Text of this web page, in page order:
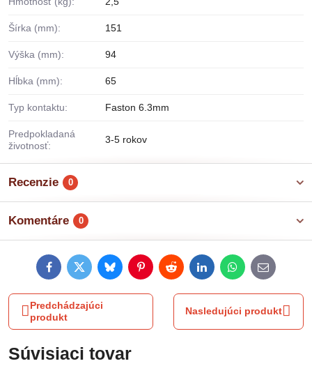
Šírka (mm): 151
Výška (mm): 94
Hĺbka (mm): 65
Typ kontaktu: Faston 6.3mm
Predpokladaná
životnosť:
3-5 rokov
Recenzie 0
Komentáre 0
FacebookTwitterBlueskyPinterestRedditLinkedInWhatsApp
E-
mail
Predchádzajúci
produkt
Nasledujúci produkt
Súvisiaci tovar